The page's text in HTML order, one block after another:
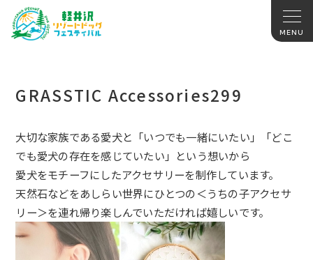
GRASSTIC Accessories299
大切な家族である愛犬と「いつでも一緒にいたい」「どこ
でも愛犬の存在を感じていたい」という想いから
愛犬をモチーフにしたアクセサリーを制作しています。
天然石などをあしらい世界にひとつの＜うちの子アクセサ
リー＞を連れ帰り楽しんでいただければ嬉しいです。